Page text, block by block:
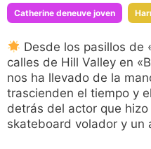
Catherine deneuve joven
Desde los pasillos de
calles de Hill Valley en
nos ha llevado de la
trascienden el tiempo y
detrás del actor que
skateboard volador y un